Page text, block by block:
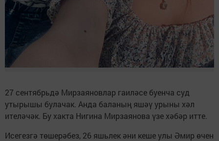
27 сентябрьдә Мирзаяновлар гаиләсе буенча суд
утырышы булачак. Анда баланың яшәү урыны хәл
ителәчәк. Бу хакта Нигина Мирзаянова үзе хәбәр итте.
Исегезгә төшерәбез, 26 яшьлек әни кеше улы Әмир өчен